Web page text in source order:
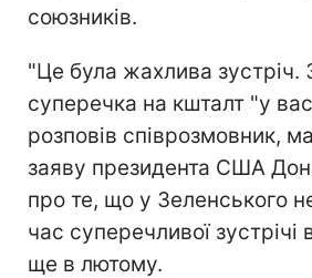
союзників.
"Це була жахлива зустріч.
суперечка на кшталт "у
розповів співрозмовник,
заяву президента США
про те, що у Зеленського
час суперечливої ​​зустрічі
ще в лютому.